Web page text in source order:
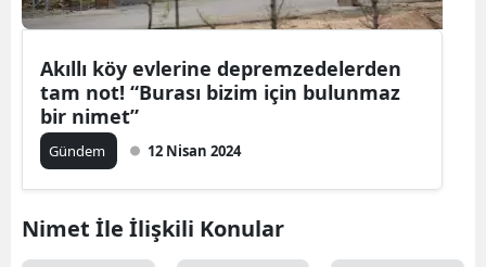
Akıllı köy evlerine depremzedelerden
tam not! “Burası bizim için bulunmaz
bir nimet”
Gündem 12 Nisan 2024
Nimet İle İlişkili Konular